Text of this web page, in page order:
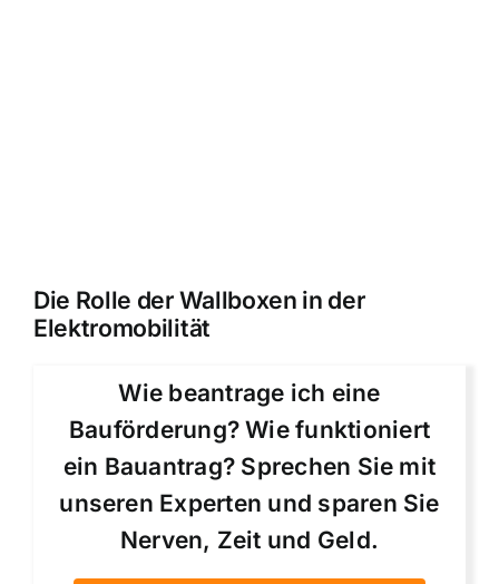
Die Rolle der Wallboxen in der
Elektromobilität
Wie beantrage ich eine
Bauförderung? Wie funktioniert
ein Bauantrag? Sprechen Sie mit
unseren Experten und sparen Sie
Nerven, Zeit und Geld.